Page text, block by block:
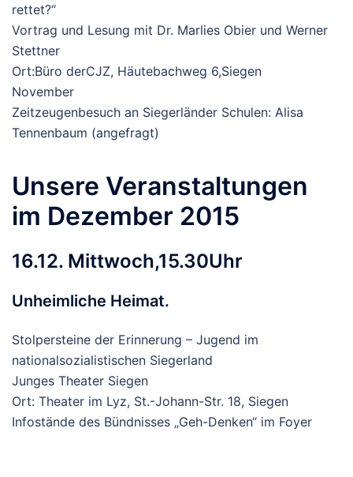
rettet?“
Vortrag und Lesung mit Dr. Marlies Obier und Werner
Stettner
Ort:Büro derCJZ, Häutebachweg 6,Siegen
November
Zeitzeugenbesuch an Siegerländer Schulen: Alisa
Tennenbaum (angefragt)
Unsere Veranstaltungen
im Dezember 2015
16.12. Mittwoch,15.30Uhr
Unheimliche Heimat.
Stolpersteine der Erinnerung – Jugend im
nationalsozialistischen Siegerland
Junges Theater Siegen
Ort: Theater im Lyz, St.-Johann-Str. 18, Siegen
Infostände des Bündnisses „Geh-Denken“ im Foyer